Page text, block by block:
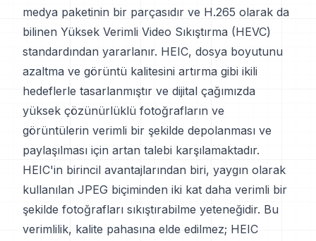
medya paketinin bir parçasıdır ve H.265 olarak da
bilinen Yüksek Verimli Video Sıkıştırma (HEVC)
standardından yararlanır. HEIC, dosya boyutunu
azaltma ve görüntü kalitesini artırma gibi ikili
hedeflerle tasarlanmıştır ve dijital çağımızda
yüksek çözünürlüklü fotoğrafların ve
görüntülerin verimli bir şekilde depolanması ve
paylaşılması için artan talebi karşılamaktadır.
HEIC'in birincil avantajlarından biri, yaygın olarak
kullanılan JPEG biçiminden iki kat daha verimli bir
şekilde fotoğrafları sıkıştırabilme yeteneğidir. Bu
verimlilik, kalite pahasına elde edilmez; HEIC